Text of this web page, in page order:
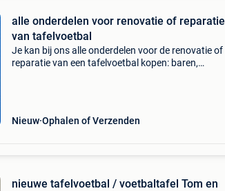
alle onderdelen voor renovatie of reparatie
van tafelvoetbal
Je kan bij ons alle onderdelen voor de renovatie of
reparatie van een tafelvoetbal kopen: baren,
Nieuw Ophalen of Verzenden
nieuwe tafelvoetbal / voetbaltafel Tom en